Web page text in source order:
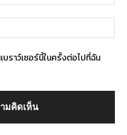
บราว์เซอร์นี้ในครั้งต่อไปที่ฉัน